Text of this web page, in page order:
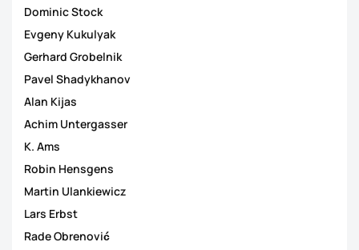
Dominic Stock
Evgeny Kukulyak
Gerhard Grobelnik
Pavel Shadykhanov
Alan Kijas
Achim Untergasser
K. Ams
Robin Hensgens
Martin Ulankiewicz
Lars Erbst
Rade Obrenović